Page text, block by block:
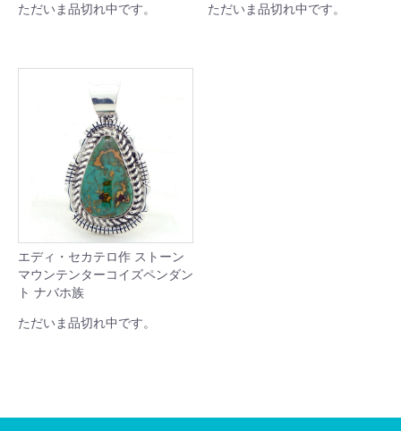
ただいま品切れ中です。 ただいま品切れ中です。
エディ・セカテロ作 ストーン
マウンテンターコイズペンダン
ト ナバホ族
ただいま品切れ中です。